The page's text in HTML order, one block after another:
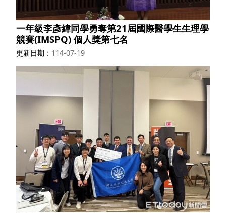
一年級李彥緯同學勇奪第21屆國際醫學生生理學
競賽(IMSPQ) 個人獎第七名
更新日期 114-07-19